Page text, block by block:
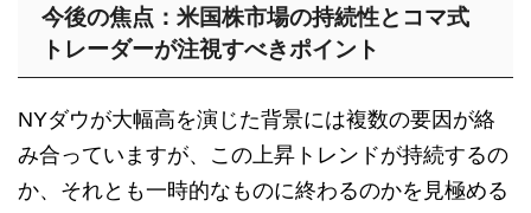
今後の焦点：米国株市場の持続性とコマ式
トレーダーが注視すべきポイント
NYダウが大幅高を演じた背景には複数の要因が絡
み合っていますが、この上昇トレンドが持続するの
か、それとも一時的なものに終わるのかを見極める